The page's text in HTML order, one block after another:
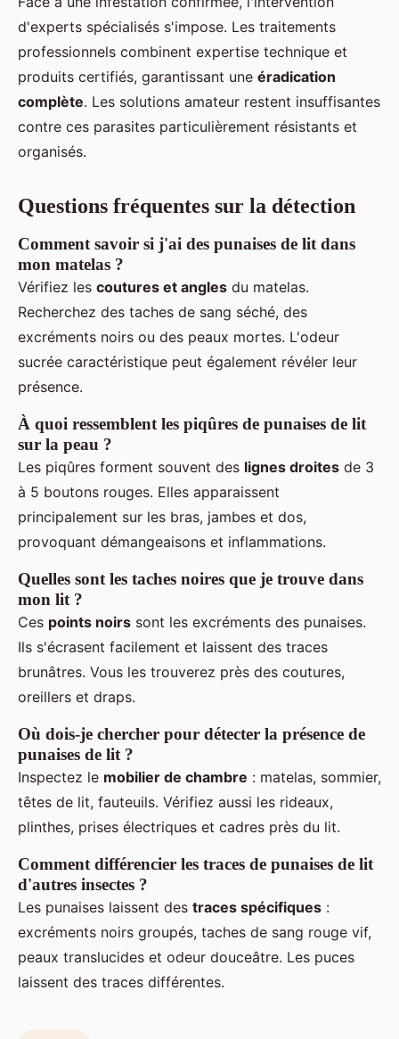
d'experts spécialisés s'impose. Les traitements
professionnels combinent expertise technique et
produits certifiés, garantissant une éradication
complète. Les solutions amateur restent insuffisantes
contre ces parasites particulièrement résistants et
organisés.
Questions fréquentes sur la détection
Comment savoir si j'ai des punaises de lit dans
mon matelas ?
Vérifiez les coutures et angles du matelas.
Recherchez des taches de sang séché, des
excréments noirs ou des peaux mortes. L'odeur
sucrée caractéristique peut également révéler leur
présence.
À quoi ressemblent les piqûres de punaises de lit
sur la peau ?
Les piqûres forment souvent des lignes droites de 3
à 5 boutons rouges. Elles apparaissent
principalement sur les bras, jambes et dos,
provoquant démangeaisons et inflammations.
Quelles sont les taches noires que je trouve dans
mon lit ?
Ces points noirs sont les excréments des punaises.
Ils s'écrasent facilement et laissent des traces
brunâtres. Vous les trouverez près des coutures,
oreillers et draps.
Où dois-je chercher pour détecter la présence de
punaises de lit ?
Inspectez le mobilier de chambre : matelas, sommier,
têtes de lit, fauteuils. Vérifiez aussi les rideaux,
plinthes, prises électriques et cadres près du lit.
Comment différencier les traces de punaises de lit
d'autres insectes ?
Les punaises laissent des traces spécifiques :
excréments noirs groupés, taches de sang rouge vif,
peaux translucides et odeur douceâtre. Les puces
laissent des traces différentes.